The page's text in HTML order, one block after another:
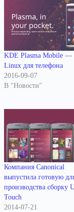
KDE Plasma Mobile —
Linux для телефона
2016-09-07
В "Новости"
Компания Canonical
выпустила готовую
производства сборку
Touch
2014-07-21